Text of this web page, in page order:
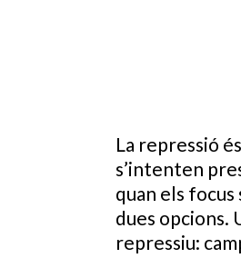
La repressió
s’intenten
quan els
dues opcions.
repressiu: